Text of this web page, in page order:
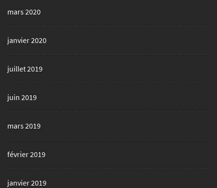
mars 2020
janvier 2020
juillet 2019
juin 2019
mars 2019
février 2019
janvier 2019